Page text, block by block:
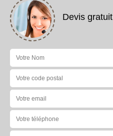
Devis gratuit